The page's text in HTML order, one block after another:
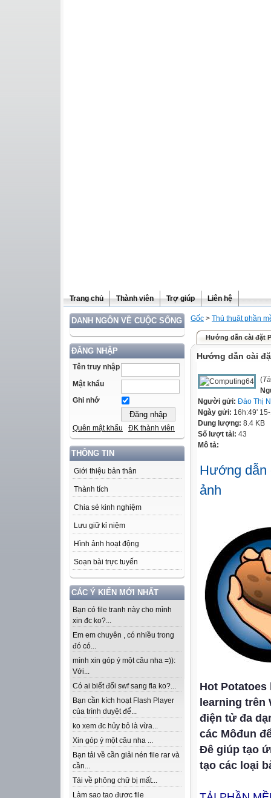
Trang chủ Thành viên Trợ giúp Liên hệ
DANH NGÔN VỀ CUỘC SỐNG
ĐĂNG NHẬP
Tên truy nhập
Mật khẩu
Ghi nhớ
Quên mật khẩu ĐK thành viên
THÔNG TIN
Giới thiệu bản thân
Thành tích
Chia sẻ kinh nghiệm
Lưu giữ kỉ niệm
Hình ảnh hoạt động
Soạn bài trực tuyến
CÁC Ý KIẾN MỚI NHẤT
Bạn có file tranh này cho mình
xin đc ko?...
Em em chuyên , có nhiều trong
đó có...
mình xin góp ý một câu nha =)):
Với...
Có ai biết đổi swf sang fla ko?...
Bạn cần kích hoạt Flash Player
của trình duyệt để...
ko xem đc hủy bỏ là vừa...
Xin góp ý một câu nha ...
Bạn tải về cần giải nén file rar và
cần...
Tải về phông chữ bị mất...
Làm sao tạo được file
Gốc > Thủ thuật phần
Hướng dẫn cài đặt
Hướng dẫn cài
(
Người gửi: Đào Thị
Ngày gửi: 16h:49'
Dung lượng: 8.4 KB
Số lượt tải: 43
Mô tả:
Hướng dẫn
ảnh
Hot
learning trên
điện tử đa
các Môđun
Đê giúp tạo
tạo các loại